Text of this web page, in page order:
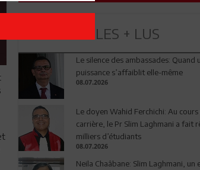
LES + LUS
Le silence des ambassades: Quand
puissance s’affaiblit elle-même
08.07.2026
Le doyen Wahid Ferchichi: Au
carrière, le Pr Slim Laghmani a fait
milliers d’étudiants
08.07.2026
Neila Chaâbane: Slim Laghmani, un